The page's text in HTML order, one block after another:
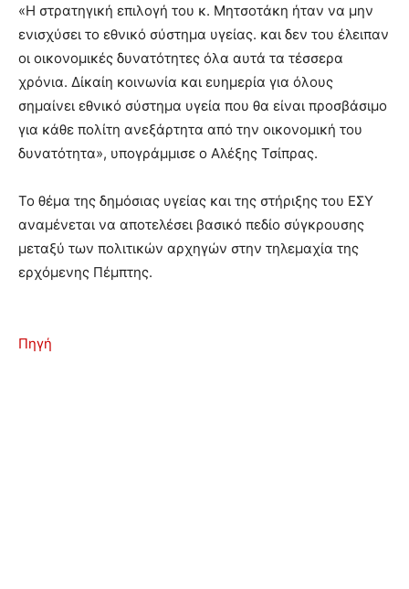
«Η στρατηγική επιλογή του κ. Μητσοτάκη ήταν να μην
ενισχύσει το εθνικό σύστημα υγείας. και δεν του έλειπαν
οι οικονομικές δυνατότητες όλα αυτά τα τέσσερα
χρόνια. Δίκαίη κοινωνία και ευημερία για όλους
σημαίνει εθνικό σύστημα υγεία που θα είναι προσβάσιμο
για κάθε πολίτη ανεξάρτητα από την οικονομική του
δυνατότητα», υπογράμμισε ο Αλέξης Τσίπρας.
Το θέμα της δημόσιας υγείας και της στήριξης του ΕΣΥ
αναμένεται να αποτελέσει βασικό πεδίο σύγκρουσης
μεταξύ των πολιτικών αρχηγών στην τηλεμαχία της
ερχόμενης Πέμπτης.
Πηγή